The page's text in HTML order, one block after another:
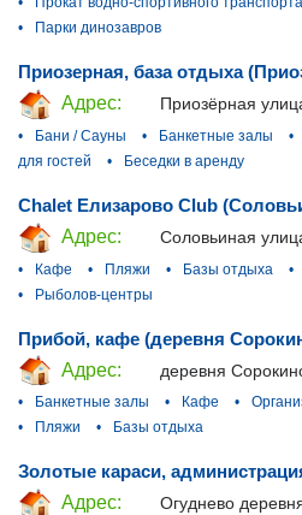
•
Парки динозавров
Приозерная, база отдыха
Адрес:
Приозёрная
•
Бани / Сауны • Банкетные залы •
для гостей
• Беседки в аренду
Chalet Елизарово Club
Адрес:
Соловьиная
•
Кафе • Пляжи • Базы отдыха •
•
Рыболов-центры
Прибой, кафе (деревня
Адрес:
деревня
•
Банкетные залы • Кафе •
•
Пляжи • Базы отдыха
Золотые караси,
Адрес:
Огуднево